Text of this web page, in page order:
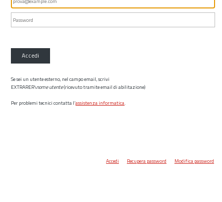
Accedi
Se sei un utente esterno, nel campo email, scrivi
EXTRARER\nome utente(ricevuto tramite email di abilitazione)
Per problemi tecnici contatta l’assistenza informatica.
Accedi Recupera password Modifica password